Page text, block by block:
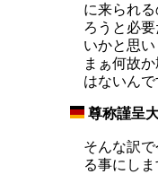
に来られ
ろうと必
いかと思い
まぁ何故
はないんで
尊称謹呈
そんな訳
る事にしま